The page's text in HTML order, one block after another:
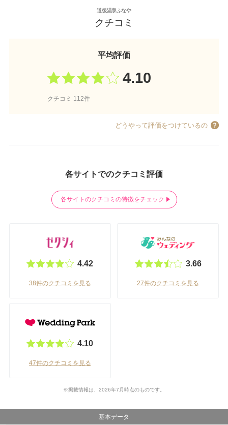
道後温泉ふなや
クチコミ
平均評価
4.10
クチコミ 112件
どうやって評価をつけているの
各サイトでのクチコミ評価
各サイトのクチコミの特徴をチェック
4.42
38件のクチコミを見る
3.66
27件のクチコミを見る
4.10
47件のクチコミを見る
※掲載情報は、2026年7月時点のものです。
基本データ